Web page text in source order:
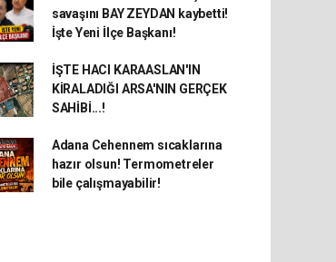
savaşını BAY ZEYDAN kaybetti!
İşte Yeni İlçe Başkanı!
İŞTE HACI KARAASLAN'IN
KİRALADIĞI ARSA'NIN GERÇEK
SAHİBİ...!
Adana Cehennem sıcaklarına
hazır olsun! Termometreler
bile çalışmayabilir!